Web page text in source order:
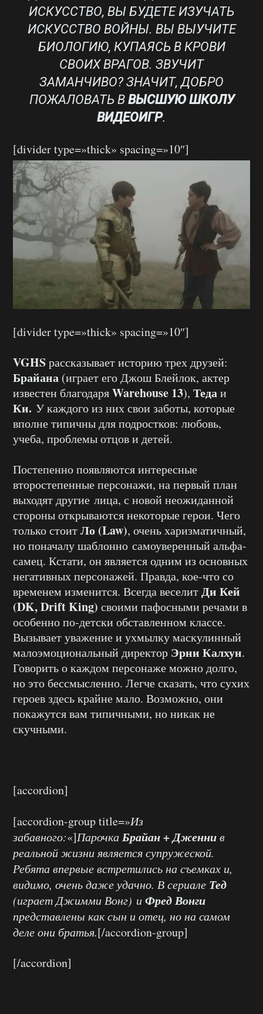
ИСКУССТВО, ВЫ БУДЕТЕ ИЗУЧАТЬ
ИСКУССТВО ВОЙНЫ. ВЫ ВЫУЧИТЕ
БИОЛОГИЮ, КУПАЯСЬ В КРОВИ
СВОИХ ВРАГОВ. ЗВУЧИТ
ЗАМАНЧИВО? ЗНАЧИТ, ДОБРО
ПОЖАЛОВАТЬ В ВЫСШУЮ ШКОЛУ
ВИДЕОИГР.
[divider type=»thick» spacing=»10″]
[divider type=»thick» spacing=»10″]
VGHSрассказывает историю трех друзей:
Брайана (играет его Джош Блейлок, актер
известен благодаряWarehouse 13), Тедаи
Ки. У каждого из них свои заботы, которые
вполне типичны для подростков: любовь,
учеба, проблемы отцов и детей.
Постепенно появляются интересные
второстепенные персонажи, на первый план
выходят другие лица, с новой неожиданной
стороны открываются некоторые герои. Чего
только стоитЛо (Law), очень харизматичный,
но поначалу шаблонно самоуверенный альфа-
самец. Кстати, он является одним из основных
негативных персонажей. Правда, кое-что со
временем изменится. Всегда веселитДи Кей
(DK, Drift King) своими пафосными речами в
особенно по-детски обставленном классе.
Вызывает уважение и ухмылку маскулинный
малоэмоциональный директор Эрни Калхун.
Говорить о каждом персонаже можно долго,
но это бессмысленно. Легче сказать, что сухих
героев здесь крайне мало. Возможно, они
покажутся вам типичными, но никак не
скучными.
[accordion]
[accordion-group title=»Из
забавного:«]ПарочкаБрайан + Дженнив
реальной жизни является супружеской.
Ребята впервые встретились на съемках и,
видимо, очень даже удачно. В сериале Тед
(играет Джимми Вонг) иФред Вонги
представлены как сын и отец, но на самом
деле они братья.[/accordion-group]
[/accordion]